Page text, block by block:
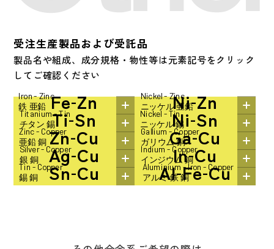
受注生産製品および受託品
製品名や組成、成分規格・物性等は元素記号をクリック
してご確認ください
Fe-Zn
Iron - Zinc
鉄 亜鉛 Ni-Zn
Nickel - Zinc
ニッケル 亜鉛
Ti-Sn
Titanium - Tin
チタン 錫 Ni-Sn
Nickel - Tin
ニッケル 錫
Zn-Cu
Zinc - Copper
亜鉛 銅 Ga-Cu
Gallium - Copper
ガリウム 銅
Ag-Cu
Silver - Copper
銀 銅 In-Cu
Indium - Copper
インジウム 銅
Sn-Cu
Tin - Copper
錫 銅 Al-Fe-Cu
Aluminium - Iron - Copper
アルミ 鉄 銅